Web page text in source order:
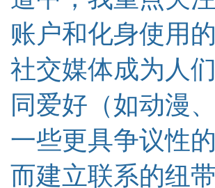
账户和化身使用
社交媒体成为人们
同爱好（如动漫
一些更具争议性的
而建立联系的纽带